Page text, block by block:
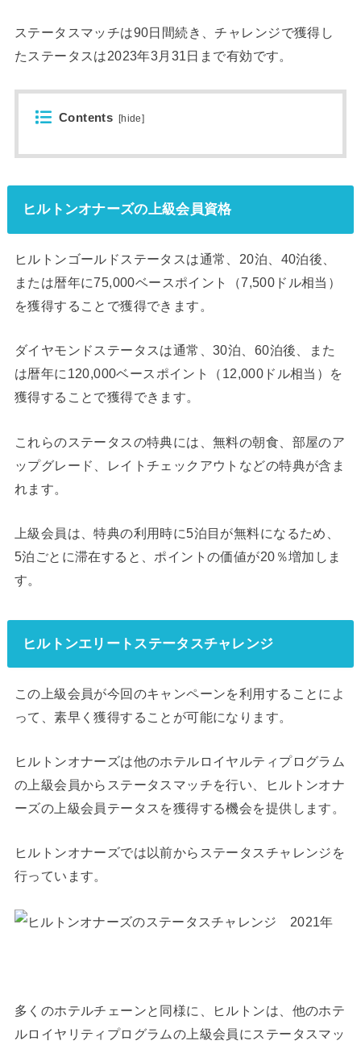
ステータスマッチは90日間続き、チャレンジで獲得し
たステータスは2023年3月31日まで有効です。
Contents [hide]
ヒルトンオナーズの上級会員資格
ヒルトンゴールドステータスは通常、20泊、40泊後、
または暦年に75,000ベースポイント（7,500ドル相当）
を獲得することで獲得できます。
ダイヤモンドステータスは通常、30泊、60泊後、また
は暦年に120,000ベースポイント（12,000ドル相当）を
獲得することで獲得できます。
これらのステータスの特典には、無料の朝食、部屋のア
ップグレード、レイトチェックアウトなどの特典が含ま
れます。
上級会員は、特典の利用時に5泊目が無料になるため、
5泊ごとに滞在すると、ポイントの価値が20％増加しま
す。
ヒルトンエリートステータスチャレンジ
この上級会員が今回のキャンペーンを利用することによ
って、素早く獲得することが可能になります。
ヒルトンオナーズは他のホテルロイヤルティプログラム
の上級会員からステータスマッチを行い、ヒルトンオナ
ーズの上級会員テータスを獲得する機会を提供します。
ヒルトンオナーズでは以前からステータスチャレンジを
行っています。
多くのホテルチェーンと同様に、ヒルトンは、他のホテ
ルロイヤリティプログラムの上級会員にステータスマッ